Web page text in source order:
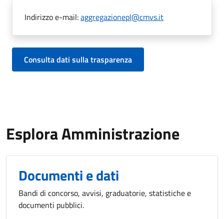
Indirizzo e-mail:aggregazionepl@cmvs.it
Consulta dati sulla trasparenza
Esplora Amministrazione
Documenti e dati
Bandi di concorso, avvisi, graduatorie, statistiche e
documenti pubblici.